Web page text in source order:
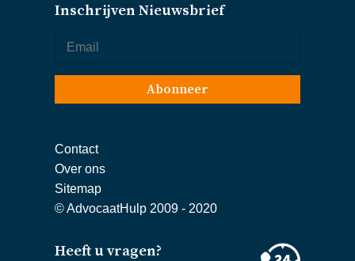
Inschrijven Nieuwsbrief
Abonneer
Contact
Over ons
Sitemap
© AdvocaatHulp 2009 - 2020
Heeft u vragen?